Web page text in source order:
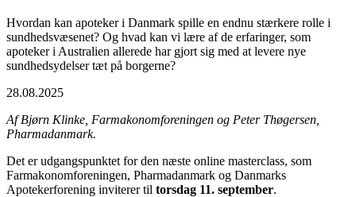
Hvordan kan apoteker i Danmark spille en endnu stærkere rolle i
sundhedsvæsenet? Og hvad kan vi lære af de erfaringer, som
apoteker i Australien allerede har gjort sig med at levere nye
sundhedsydelser tæt på borgerne?
28.08.2025
Af Bjørn Klinke, Farmakonomforeningen og Peter Thøgersen,
Pharmadanmark.
Det er udgangspunktet for den næste online masterclass, som
Farmakonomforeningen, Pharmadanmark og Danmarks
Apotekerforening inviterer til torsdag 11. september.